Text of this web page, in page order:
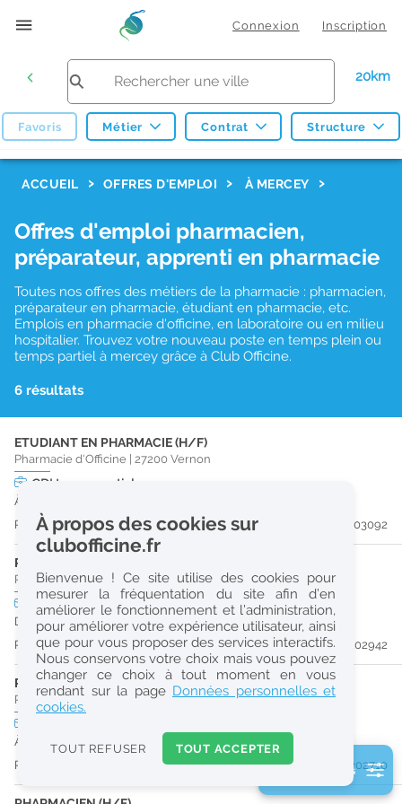
Connexion Inscription
20km
Favoris Métier Contrat Structure
Réinitialiser
2
0
k
Consulter les offres de la France d'outre-mer
ACCUEIL OFFRES D'EMPLOI À MERCEY
Offres d'emploi pharmacien,
préparateur, apprenti en pharmacie
Toutes nos offres des métiers de la pharmacie : pharmacien,
préparateur en pharmacie, étudiant en pharmacie, etc.
Emplois en pharmacie d'officine, en laboratoire ou en milieu
hospitalier. Trouvez votre nouveau poste en temps plein ou
temps partiel à mercey grâce à Club Officine.
6 résultats
ETUDIANT EN PHARMACIE (H/F)
Pharmacie d'Officine 27200 Vernon
CDI temps partiel
À partir du 30/08/26
Publiée il y a 16 jour(s)
#203092
PRÉPARATEUR EN PHARMACIE (H/F)
Pharmacie d'Officine|27000 Évreux
temps plein Logement
Dès que possible
Publiée il y a 19 jour(s)
#202942
PHARMACIEN (H/F)
Pharmacie d'Officine 27940 Le Val-D'Hazey
À partir du 30/08/26
Publiée il y a 22 jour(s)
#202710
2 filtre(s) actifs
À propos des cookies sur
clubofficine.fr
Bienvenue ! Ce site utilise des cookies pour
mesurer la fréquentation du site afin d’en
améliorer le fonctionnement et l’administration,
pour améliorer votre expérience utilisateur, ainsi
que pour vous proposer des services interactifs.
Nous conservons votre choix mais vous pouvez
changer ce choix à tout moment en vous
rendant sur la page Données personnelles et
cookies.
TOUT REFUSER TOUT ACCEPTER